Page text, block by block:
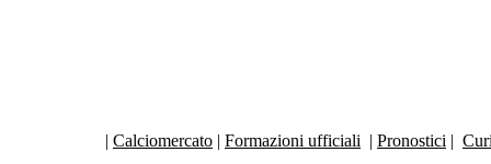
| Calciomercato | Formazioni ufficiali | Pronostici |